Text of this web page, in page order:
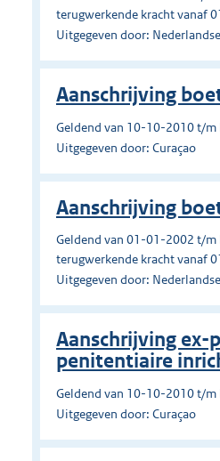
terugwerkende kracht vanaf
Uitgegeven door:
Aanschrijving
Geldend van 10-10-2010 t/m
Uitgegeven door: Curaçao
Aanschrijving
Geldend van 01-01-2002 t/m
terugwerkende kracht vanaf
Uitgegeven door:
Aanschrijving
penitentiaire
Geldend van 10-10-2010 t/m
Uitgegeven door: Curaçao